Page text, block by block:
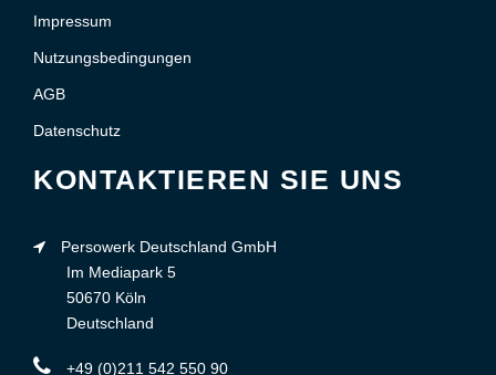
Impressum
Nutzungsbedingungen
AGB
Datenschutz
KONTAKTIEREN SIE UNS
Persowerk Deutschland GmbH
Im Mediapark 5
50670 Köln
Deutschland
+49 (0)211 542 550 90